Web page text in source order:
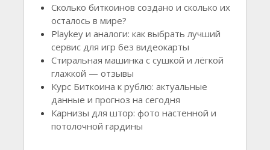
Сколько биткоинов создано и сколько их
осталось в мире?
Playkey и аналоги: как выбрать лучший
сервис для игр без видеокарты
Стиральная машинка с сушкой и лёгкой
глажкой — отзывы
Курс Биткоина к рублю: актуальные
данные и прогноз на сегодня
Карнизы для штор: фото настенной и
потолочной гардины